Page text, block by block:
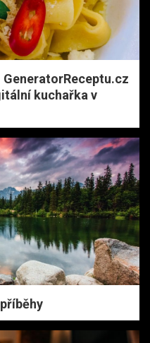
GeneratorReceptu.cz
kuchařka v